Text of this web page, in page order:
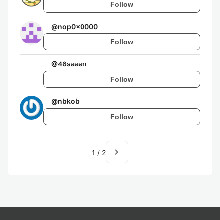
Follow
@nop0x0000
Follow
@48saaan
Follow
@nbkob
Follow
1 / 2 navigate_next